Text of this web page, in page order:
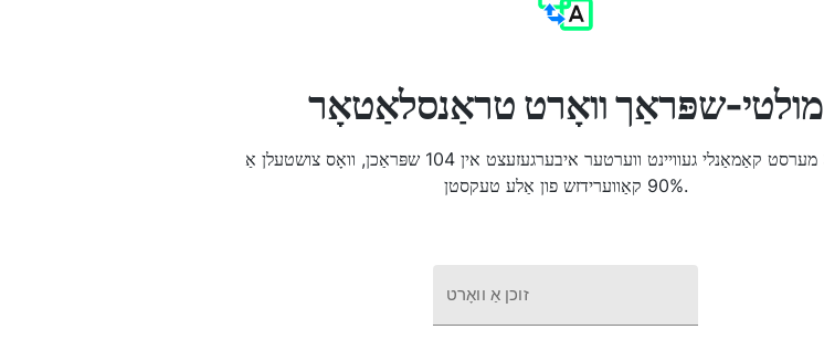
מולטי-שפּראַך וואָרט טראַנסלאַטאָר
די 3000 מערסט קאַמאַנלי געוויינט ווערטער איבערגעזעצט אין 104 שפּראַכן, וואָס צושטעלן אַ
90% קאַווערידזש פון אַלע טעקסטן.
זוכן אַ וואָרט